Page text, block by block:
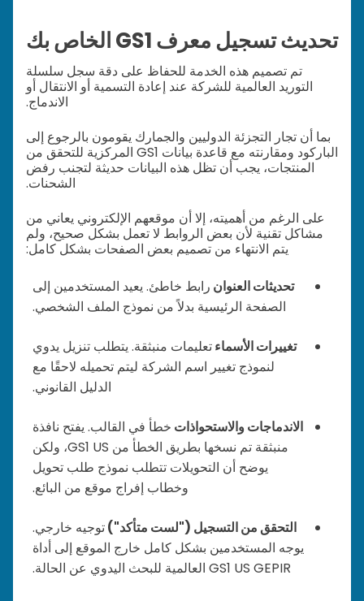
تحديث تسجيل معرف GS1 الخاص بك
تم تصميم هذه الخدمة للحفاظ على دقة سجل سلسلة
التوريد العالمية للشركة عند إعادة التسمية أو الانتقال أو
الاندماج.
بما أن تجار التجزئة الدوليين والجمارك يقومون بالرجوع إلى
الباركود ومقارنته مع قاعدة بيانات GS1 المركزية للتحقق من
المنتجات، يجب أن تظل هذه البيانات حديثة لتجنب رفض
الشحنات.
على الرغم من أهميته، إلا أن موقعهم الإلكتروني يعاني من
مشاكل تقنية لأن بعض الروابط لا تعمل بشكل صحيح، ولم
يتم الانتهاء من تصميم بعض الصفحات بشكل كامل:
تحديثات العنوان رابط خاطئ. يعيد المستخدمين إلى
الصفحة الرئيسية بدلاً من نموذج الملف الشخصي.
تغييرات الأسماءتعليمات منبثقة. يتطلب تنزيل يدوي
لنموذج تغيير اسم الشركة ليتم تحميله لاحقًا مع
الدليل القانوني.
الاندماجات والاستحواذات خطأ في القالب. يفتح نافذة
منبثقة تم نسخها بطريق الخطأ من GS1 US، ولكن
يوضح أن التحويلات تتطلب نموذج طلب تحويل
وخطاب إفراج موقع من البائع.
التحقق من التسجيل ("لست متأكد")توجيه خارجي.
يوجه المستخدمين بشكل كامل خارج الموقع إلى أداة
GS1 US GEPIR العالمية للبحث اليدوي عن الحالة.